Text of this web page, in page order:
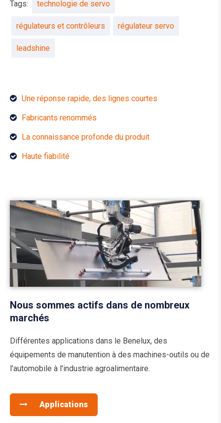
Tags: technologie de servo
régulateurs et contrôleurs régulateur servo
leadshine
Une réponse rapide, des lignes courtes
Fabricants renommés
La connaissance profonde du produit
Haute fiabilité
Nous sommes actifs dans de nombreux
marchés
Différentes applications dans le Benelux, des
équipements de manutention à des machines-outils ou de
l'automobile à l'industrie agroalimentaire.
Applications